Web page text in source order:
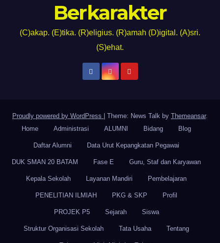
Berkarakter
(C)akap. (E)tika. (R)eligius. (R)amah (D)igital. (A)sri.
(S)ehat.
Proudly powered by WordPress Theme: News Talk by Themeansar.
Home
Administrasi ALUMNI Bidang Blog
Daftar Alumni Data Urut Kepangkatan Pegawai
DUK SMAN 20 BATAM Fase E Guru, Staf dan Karyawan
Kepala Sekolah Layanan Mandiri Pembelajaran
PENELITIAN ILMIAH PKG & SKP Profil
PROJEK P5 Sejarah Siswa
Struktur Organisasi Sekolah Tata Usaha Tentang